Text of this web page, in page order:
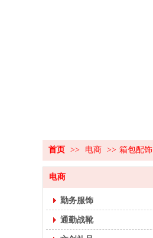
首页 >> 电商 >> 箱包配饰
电商
勤务服饰
通勤战靴